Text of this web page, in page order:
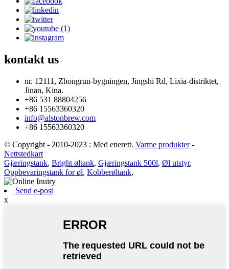
kontakt us
nr. 12111, Zhongrun-bygningen, Jingshi Rd, Lixia-distriktet,
Jinan, Kina.
+86 531 88804256
+86 15563360320
info@alstonbrew.com
+86 15563360320
© Copyright - 2010-2023 : Med enerett. Varme produkter-
Nettstedkart
Gjæringstank, Bright øltank, Gjæringstank 500l, Øl utstyr,
Oppbevaringstank for øl, Kobberøltank,
Send e-post
x